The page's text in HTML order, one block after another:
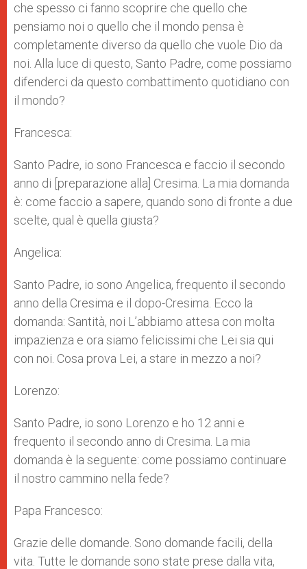
che spesso ci fanno scoprire che quello che
pensiamo noi o quello che il mondo pensa è
completamente diverso da quello che vuole Dio da
noi. Alla luce di questo, Santo Padre, come possiamo
difenderci da questo combattimento quotidiano con
il mondo?
Francesca:
Santo Padre, io sono Francesca e faccio il secondo
anno di [preparazione alla] Cresima. La mia domanda
è: come faccio a sapere, quando sono di fronte a due
scelte, qual è quella giusta?
Angelica:
Santo Padre, io sono Angelica, frequento il secondo
anno della Cresima e il dopo-Cresima. Ecco la
domanda: Santità, noi L’abbiamo attesa con molta
impazienza e ora siamo felicissimi che Lei sia qui
con noi. Cosa prova Lei, a stare in mezzo a noi?
Lorenzo:
Santo Padre, io sono Lorenzo e ho 12 anni e
frequento il secondo anno di Cresima. La mia
domanda è la seguente: come possiamo continuare
il nostro cammino nella fede?
Papa Francesco:
Grazie delle domande. Sono domande facili, della
vita. Tutte le domande sono state prese dalla vita,